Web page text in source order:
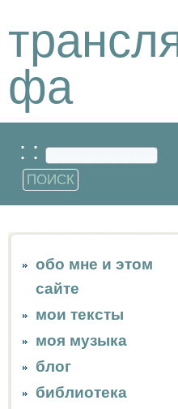
фа
: :
обо мне и этом
сайте
мои тексты
моя музыка
блог
библиотека